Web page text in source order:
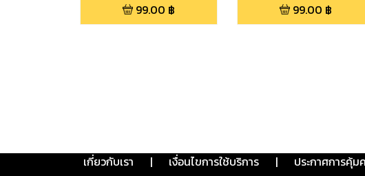
99.00 ฿ 99.00 ฿
เกี่ยวกับเรา | เงื่อนไขการใช้บริการ | ประกาศการคุ้ม